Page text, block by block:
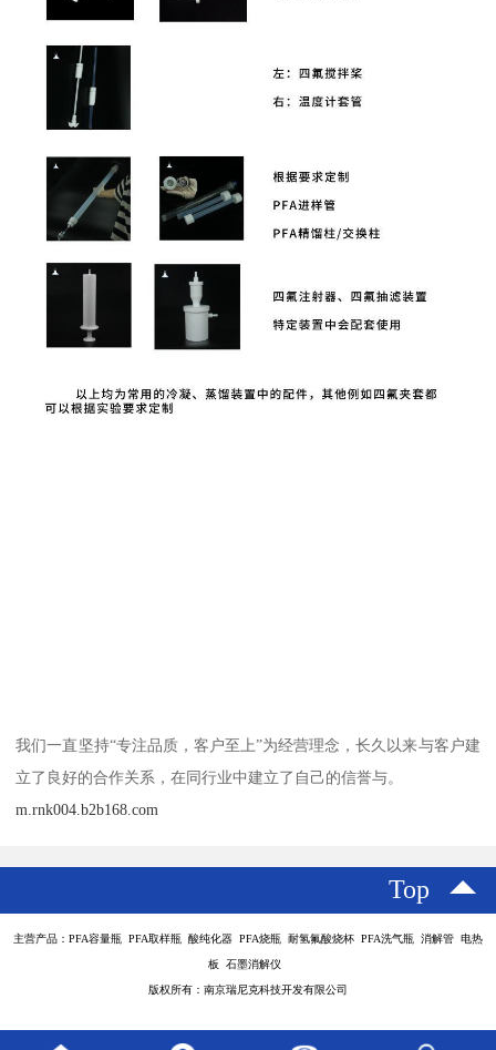
我们一直坚持“专注品质，客户至上”为经营理念，长久以来与客户建
立了良好的合作关系，在同行业中建立了自己的信誉与。
m.rnk004.b2b168.com
Top
主营产品：PFA容量瓶 PFA取样瓶 酸纯化器 PFA烧瓶 耐氢氟酸烧杯 PFA洗气瓶 消解管 电热
板 石墨消解仪
版权所有：南京瑞尼克科技开发有限公司